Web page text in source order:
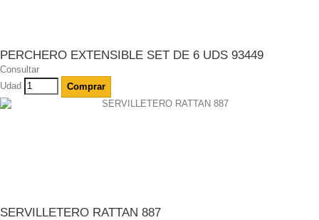
PERCHERO EXTENSIBLE SET DE 6 UDS 93449
Consultar
Udad
Comprar
SERVILLETERO RATTAN 887